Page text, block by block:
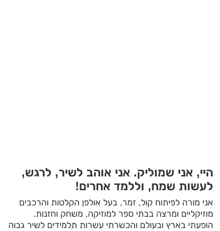
היי, אני שמוליק. אני אוהב לשיר, לרגש,
לעשות שמח, וללמד אחרים!
אני מורה לפיתוח קול, זמר, בעל אולפן הקלטות והרכבים
מוזיקליים ומרצה בבתי ספר למוזיקה, משחק וחזנות.
הופעתי בארץ ובעולם והכשרתי עשרות תלמידים לשיר גבוה